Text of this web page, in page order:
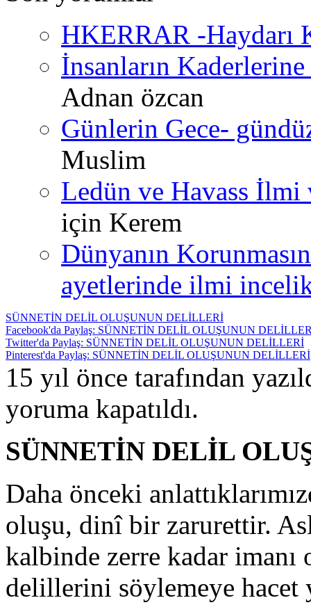
HKERRAR -Haydarı
İnsanların
Adnan özcan
Günlerin Gece-
Muslim
Ledün ve Havass İlmi
için Kerem
Dünyanın
ayetlerinde ilmi
SÜNNETİN DELİL OLUŞUNUN DELİLLERİ
Facebook'da Paylaş: SÜNNETİN DELİL OLUŞUNUN
Twitter'da Paylaş: SÜNNETİN DELİL OLUŞUNUN DELİLLERİ
Pinterest'da Paylaş: SÜNNETİN DELİL OLUŞUNUN DELİLLERİ
15 yıl önce tarafından
yoruma kapatıldı.
SÜNNETİN DELİL
Daha önceki
olu­şu, dinî bir zarurettir.
kalbinde zerre kadar
delillerini söylemeye hacet